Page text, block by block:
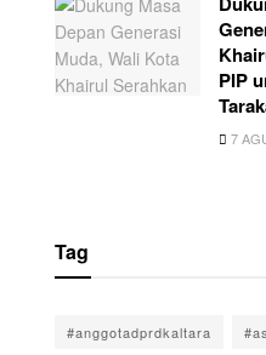
PIP
7
Tag
#anggotadprdkaltara